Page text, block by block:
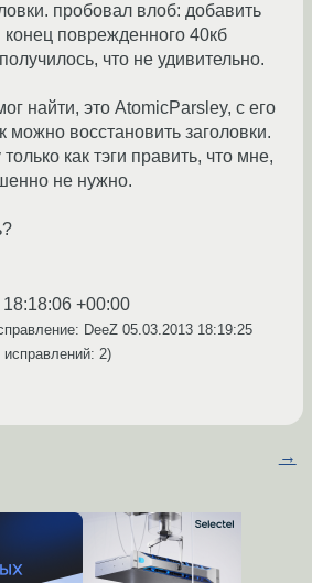
пробовал влоб: добавить
конец поврежденного 40кб
что не удивительно.
найти, это AtomicParsley, с его
восстановить заголовки.
как тэги править, что мне,
не нужно.
+00:00
DeeZ 05.03.2013 18:19:25
исправлений: 2)
→